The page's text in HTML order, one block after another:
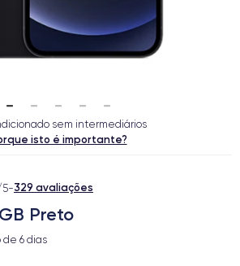
sem intermediários
isto é importante?
5-329 avaliações
Preto
de 6 dias